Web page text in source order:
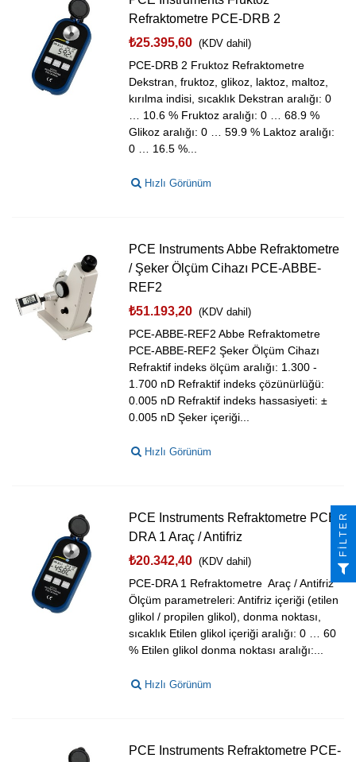
Refraktometre PCE-DRB 2
₺25.395,60 (KDV dahil)
PCE-DRB 2 Fruktoz Refraktometre
Dekstran, fruktoz, glikoz, laktoz, maltoz,
kırılma indisi, sıcaklık Dekstran aralığı: 0
… 10.6 % Fruktoz aralığı: 0 … 68.9 %
Glikoz aralığı: 0 … 59.9 % Laktoz aralığı:
0 … 16.5 %...
Hızlı Görünüm
PCE Instruments Abbe Refraktometre
/ Şeker Ölçüm Cihazı PCE-ABBE-
REF2
₺51.193,20 (KDV dahil)
PCE-ABBE-REF2 Abbe Refraktometre
PCE-ABBE-REF2 Şeker Ölçüm Cihazı
Refraktif indeks ölçüm aralığı: 1.300 -
1.700 nD Refraktif indeks çözünürlüğü:
0.005 nD Refraktif indeks hassasiyeti: ±
0.005 nD Şeker içeriği...
Hızlı Görünüm
PCE Instruments Refraktometre PCE-
DRA 1 Araç / Antifriz
₺20.342,40 (KDV dahil)
PCE-DRA 1 Refraktometre Araç / Antifriz
Ölçüm parametreleri: Antifriz içeriği (etilen
glikol / propilen glikol), donma noktası,
sıcaklık Etilen glikol içeriği aralığı: 0 … 60
% Etilen glikol donma noktası aralığı:...
Hızlı Görünüm
PCE Instruments Refraktometre PCE-
FILTER